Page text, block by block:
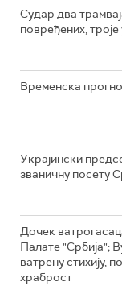
Судар два
повређених,
Временска
Украјински
званичну посету
Дочек
Палате "Србија";
ватрену стихију,
храброст